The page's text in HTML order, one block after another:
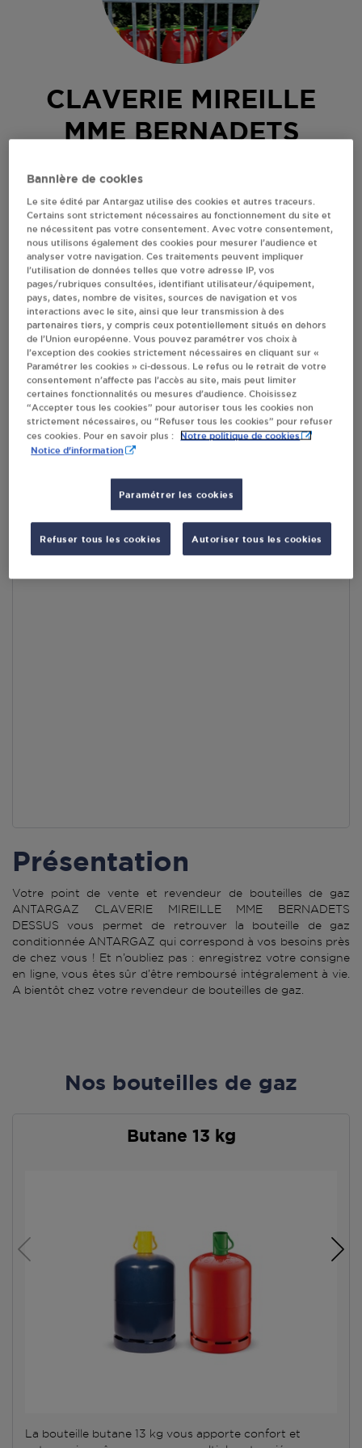
CLAVERIE MIREILLE
MME BERNADETS
1 CARRERE DE BIGORRE
65190BERNADETS DESSUS
Revendeur de bouteilles de gaz
S'Y RENDRE
AFFICHER LE TÉLÉPHONE
RECEVOIR LES COORDONNÉES DU REVENDEUR
En cliquant sur « S’y rendre », j’autorise le traitement
d’informations (dont mon adresse IP) et leur transfert hors UE
par Google Maps afin d’afficher la carte.
En savoir plus
Accès
Présentation
Votre point de vente et revendeur de bouteilles de gaz
ANTARGAZ CLAVERIE MIREILLE MME BERNADETS
DESSUS vous permet de retrouver la bouteille de gaz
conditionnée ANTARGAZ qui correspond à vos besoins près
de chez vous ! Et n’oubliez pas : enregistrez votre consigne
en ligne, vous êtes sûr d’être remboursé intégralement à vie.
A bientôt chez votre revendeur de bouteilles de gaz.
Nos bouteilles de gaz
Butane 13 kg
La bouteille butane 13 kg vous apporte confort et
Bannière de cookies
Le site édité par Antargaz utilise des cookies et autres traceurs.
Certains sont strictement nécessaires au fonctionnement du site et
ne nécessitent pas votre consentement. Avec votre consentement,
nous utilisons également des cookies pour mesurer l’audience et
analyser votre navigation. Ces traitements peuvent impliquer
l’utilisation de données telles que votre adresse IP, vos
pages/rubriques consultées, identifiant utilisateur/équipement,
pays, dates, nombre de visites, sources de navigation et vos
interactions avec le site, ainsi que leur transmission à des
partenaires tiers, y compris ceux potentiellement situés en dehors
de l’Union européenne. Vous pouvez paramétrer vos choix à
l’exception des cookies strictement nécessaires en cliquant sur «
Paramétrer les cookies » ci-dessous. Le refus ou le retrait de votre
consentement n’affecte pas l’accès au site, mais peut limiter
certaines fonctionnalités ou mesures d’audience. Choisissez
“Accepter tous les cookies” pour autoriser tous les cookies non
strictement nécessaires, ou “Refuser tous les cookies” pour refuser
ces cookies. Pour en savoir plus :
Notre politique de cookies
Notice d'information
Paramétrer les cookies
Refuser tous les cookies Autoriser tous les cookies